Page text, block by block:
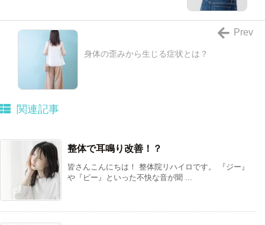
身体の歪みから生じる症状とは？
Prev
関連記事
整体で耳鳴り改善！？
皆さんこんにちは！ 整体院リハイロです。 『ジー』
や『ピー』といった不快な音が聞 ...